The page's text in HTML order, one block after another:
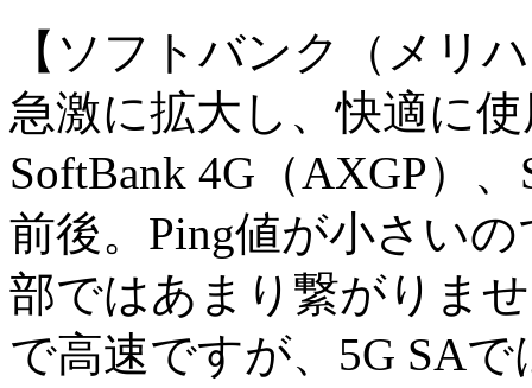
【ソフトバンク（メリ
急激に拡大し、快適に
SoftBank 4G（AXGP）
前後。Ping値が小さい
部ではあまり繋がりま
で高速ですが、5G SA